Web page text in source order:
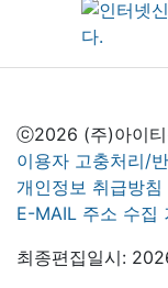
ⓒ2026 (주)아이
이용자 고충처리/
개인정보 취급방침
E-MAIL 주소 수집
최종편집일시: